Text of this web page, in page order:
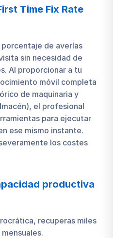
Time Fix Rate
de averías
sin necesidad de
Al proporcionar a tu
móvil completa
de maquinaria y
el profesional
para ejecutar
ese mismo instante.
los costes
productiva
recuperas miles